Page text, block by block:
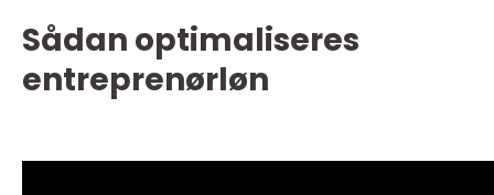
Sådan optimaliseres
entreprenørløn